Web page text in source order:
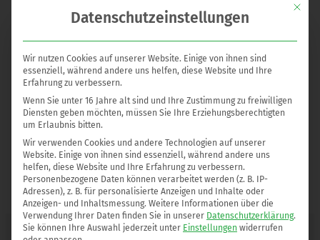
feuchtigkeitsspendend, sondern besitzt auch eine
entzündungshemmende Wirkung. Das Öl wird von einer
Chariteprodukt, der Lipbalm „Kiss&Help“ leitet von jedem
Verkauf 50 Cent direkt an die Frauenkooperative weiter.
http://www.a4cosmetics.de/
Mit
Datenschutzeinstellungen
Wir nutzen Cookies auf unserer Website. Einige von ihnen sind
essenziell, während andere uns helfen, diese Website und Ihre
Erfahrung zu verbessern.
Wenn Sie unter 16 Jahre alt sind und Ihre Zustimmung zu freiwilligen
Diensten geben möchten, müssen Sie Ihre Erziehungsberechtigten
um Erlaubnis bitten.
Wir verwenden Cookies und andere Technologien auf unserer
Website. Einige von ihnen sind essenziell, während andere uns
helfen, diese Website und Ihre Erfahrung zu verbessern.
Personenbezogene Daten können verarbeitet werden (z. B. IP-
Adressen), z. B. für personalisierte Anzeigen und Inhalte oder
Anzeigen- und Inhaltsmessung. Weitere Informationen über die
Verwendung Ihrer Daten finden Sie in unserer Datenschutzerklärung.
Sie können Ihre Auswahl jederzeit unter Einstellungen widerrufen